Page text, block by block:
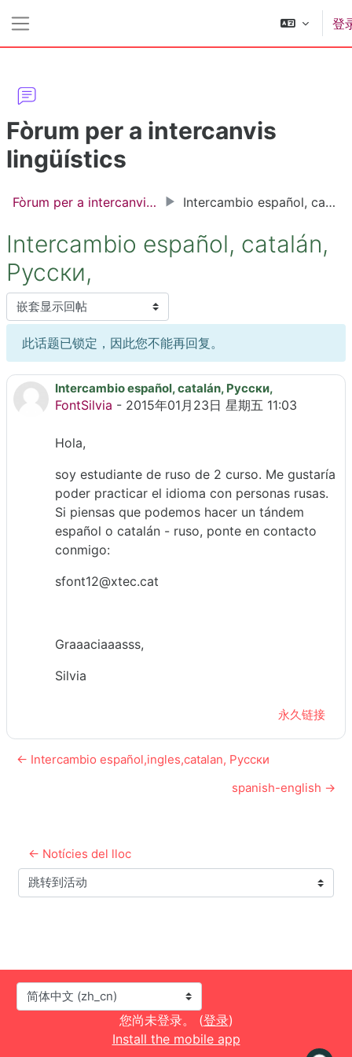
登
Fòrum per a intercanvis
lingüístics
Fòrum per a intercanvis lingüístics Intercambio español, catalán, Русски,
Intercambio español, catalán,
Русски,
显示模式
此话题已锁定，因此您不能再回复。
Intercambio español, catalán, Русски,
FontSilvia - 2015年01月23日 星期五 11:03
回帖数：0
Hola,
soy estudiante de ruso de 2 curso. Me gustaría
poder practicar el idioma con personas rusas.
Si piensas que podemos hacer un tándem
español o catalán - ruso, ponte en contacto
conmigo:
sfont12@xtec.cat
Graaaciaaasss,
Silvia
永久链接
← Intercambio español,ingles,catalan, Русски
spanish-english →
← Notícies del lloc
跳转到活动
语言
您尚未登录。 (登录)
Install the mobile app